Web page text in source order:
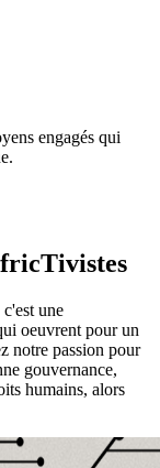
engagés qui
une
oeuvrent pour un
notre passion pour
gouvernance,
humains, alors